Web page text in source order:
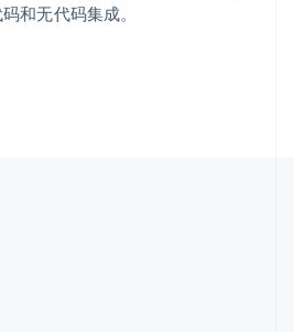
和无代码集成。